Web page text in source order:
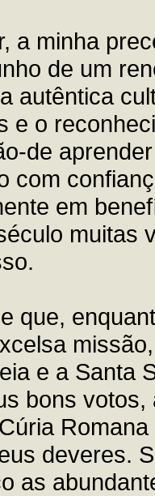
a minha
de um
autêntica
e o
de
com
em
muitas
que,
e a Santa
bons
deveres.
as